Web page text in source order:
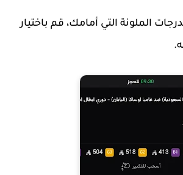
الملونة التي أمامك، قم باختيار